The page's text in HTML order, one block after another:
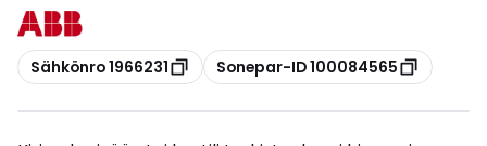
Kopioi
Sähkönro 1966231 Kopioi
Sonepar-ID 100084565